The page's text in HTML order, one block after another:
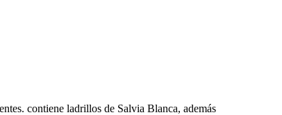
contiene ladrillos de Salvia Blanca, además